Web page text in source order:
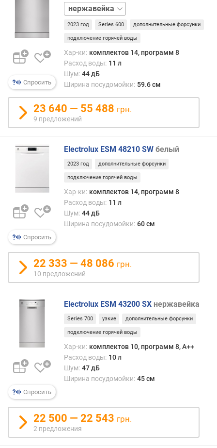
Спросить
белый
2023 год Series 600 дополнительные форсунки
подключение горячей воды
Хар-ки: комплектов 14, программ 8
Расход воды: 11 л
Шум: 44 дБ
Ширина посудомойки: 59.6 см
23 640 — 55 488 грн.
9 предложений
Спросить
Electrolux ESM 48210 SW белый
2023 год дополнительные форсунки
подключение горячей воды
Хар-ки: комплектов 14, программ 8
Расход воды: 11 л
Шум: 44 дБ
Ширина посудомойки: 60 см
22 333 — 48 086 грн.
10 предложений
Спросить
Electrolux ESM 43200 SX нержавейка
Series 700 узкие дополнительные форсунки
подключение горячей воды
Хар-ки: комплектов 10, программ 8, A++
Расход воды: 10 л
Шум: 47 дБ
Ширина посудомойки: 45 см
22 500 — 22 543 грн.
2 предложения